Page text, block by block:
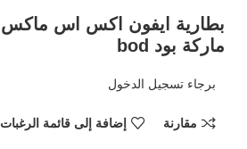
ماركة بود bod
برجاء تسجيل الدخول
مقارنة إضافة إلى قائمة الرغبات